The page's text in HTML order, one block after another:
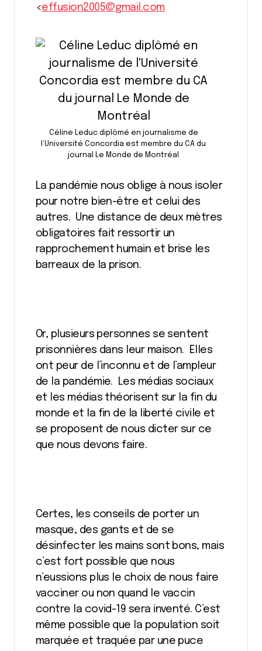
<effusion2005@gmail.com
Céline Leduc diplômé en journalisme de
l’Université Concordia est membre du CA du
journal Le Monde de Montréal
La pandémie nous oblige à nous isoler
pour notre bien-être et celui des
autres. Une distance de deux mètres
obligatoires fait ressortir un
rapprochement humain et brise les
barreaux de la prison.
Or, plusieurs personnes se sentent
prisonnières dans leur maison. Elles
ont peur de l’inconnu et de l’ampleur
de la pandémie. Les médias sociaux
et les médias théorisent sur la fin du
monde et la fin de la liberté civile et
se proposent de nous dicter sur ce
que nous devons faire.
Certes, les conseils de porter un
masque, des gants et de se
désinfecter les mains sont bons, mais
c’est fort possible que nous
n’eussions plus le choix de nous faire
vacciner ou non quand le vaccin
contre la covid-19 sera inventé. C’est
même possible que la population soit
marquée et traquée par une puce